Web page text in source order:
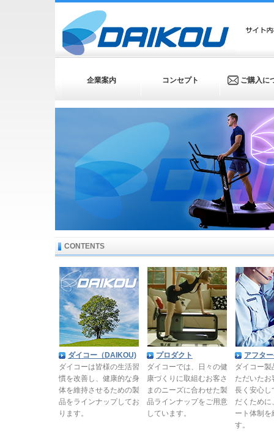
企業案内 コンセプト ご購入に
CONTENTS
ダイコー（DAIKOU)
ダイコーは皆様の生活習
慣を改善し、健康的な身
体を維持させるための製
品をラインナップしてお
ります。
プロダクト
ダイコーでは、日々の健
康づくりに取組むお客さ
まのニーズに合わせた製
品ラインナップをご用意
しています。
アフタ
ダイコー製
ただいたお
長く安心し
だくために
ート体制を
す。